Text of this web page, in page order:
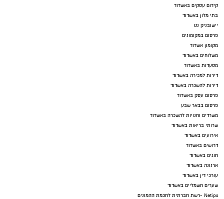
קידום עסקים באשדוד
בתי מלון באשדוד
יישובניק נט
פרסום במקומונים
מקומון אשדוד
משלוחים באשדוד
מסעדות באשדוד
דירות למכירה באשדוד
דירות להשכרה באשדוד
פרסום עסק באשדוד
פרסום בבאר שבע
משרדים וחנויות להשכרה באשדוד
שרותי בריאות באשדוד
אירועים באשדוד
דרושים באשדוד
חוגים באשדוד
ארנונה באשדוד
עורכי דין באשדוד
שערים חשמליים באשדוד
Netips -רשת חברתית לחכמת ההמונים